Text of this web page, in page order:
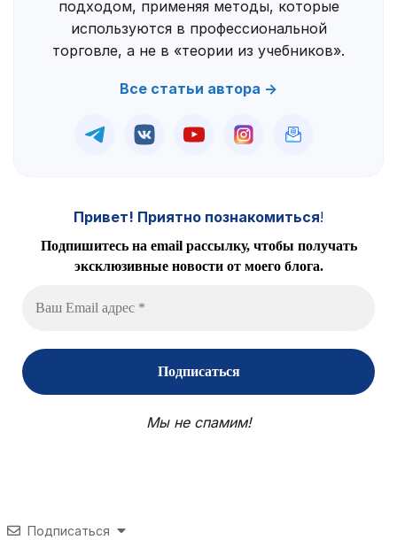
подходом, применяя методы, которые
используются в профессиональной
торговле, а не в «теории из учебников».
Все статьи автора →
Привет! Приятно познакомиться!
Подпишитесь на email рассылку, чтобы получать
эксклюзивные новости от моего блога.
Мы не спамим!
Подписаться